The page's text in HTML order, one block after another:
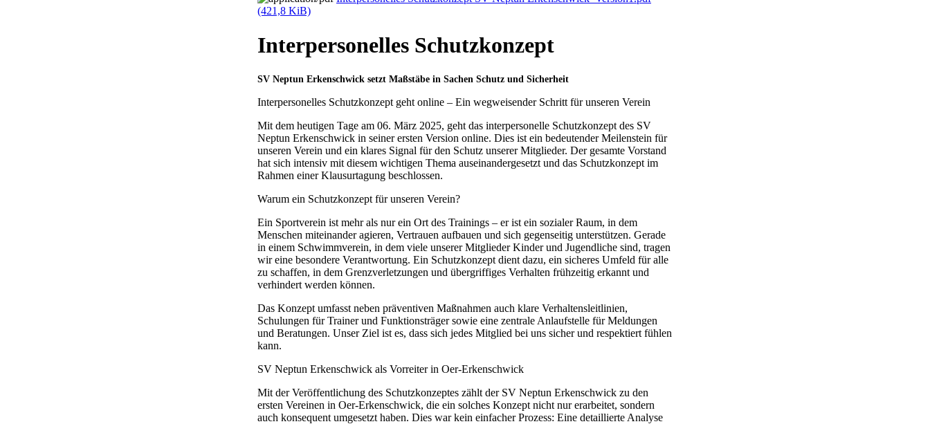
(421,8 KiB)
Interpersonelles Schutzkonzept
SV Neptun Erkenschwick setzt Maßstäbe in Sachen Schutz und Sicherheit
Interpersonelles Schutzkonzept geht online – Ein wegweisender Schritt für unseren Verein
Mit dem heutigen Tage am 06. März 2025, geht das interpersonelle Schutzkonzept des SV
Neptun Erkenschwick in seiner ersten Version online. Dies ist ein bedeutender Meilenstein für
unseren Verein und ein klares Signal für den Schutz unserer Mitglieder. Der gesamte Vorstand
hat sich intensiv mit diesem wichtigen Thema auseinandergesetzt und das Schutzkonzept im
Rahmen einer Klausurtagung beschlossen.
Warum ein Schutzkonzept für unseren Verein?
Ein Sportverein ist mehr als nur ein Ort des Trainings – er ist ein sozialer Raum, in dem
Menschen miteinander agieren, Vertrauen aufbauen und sich gegenseitig unterstützen. Gerade
in einem Schwimmverein, in dem viele unserer Mitglieder Kinder und Jugendliche sind, tragen
wir eine besondere Verantwortung. Ein Schutzkonzept dient dazu, ein sicheres Umfeld für alle
zu schaffen, in dem Grenzverletzungen und übergriffiges Verhalten frühzeitig erkannt und
verhindert werden können.
Das Konzept umfasst neben präventiven Maßnahmen auch klare Verhaltensleitlinien,
Schulungen für Trainer und Funktionsträger sowie eine zentrale Anlaufstelle für Meldungen
und Beratungen. Unser Ziel ist es, dass sich jedes Mitglied bei uns sicher und respektiert fühlen
kann.
SV Neptun Erkenschwick als Vorreiter in Oer-Erkenschwick
Mit der Veröffentlichung des Schutzkonzeptes zählt der SV Neptun Erkenschwick zu den
ersten Vereinen in Oer-Erkenschwick, die ein solches Konzept nicht nur erarbeitet, sondern
auch konsequent umgesetzt haben. Dies war kein einfacher Prozess: Eine detaillierte Analyse